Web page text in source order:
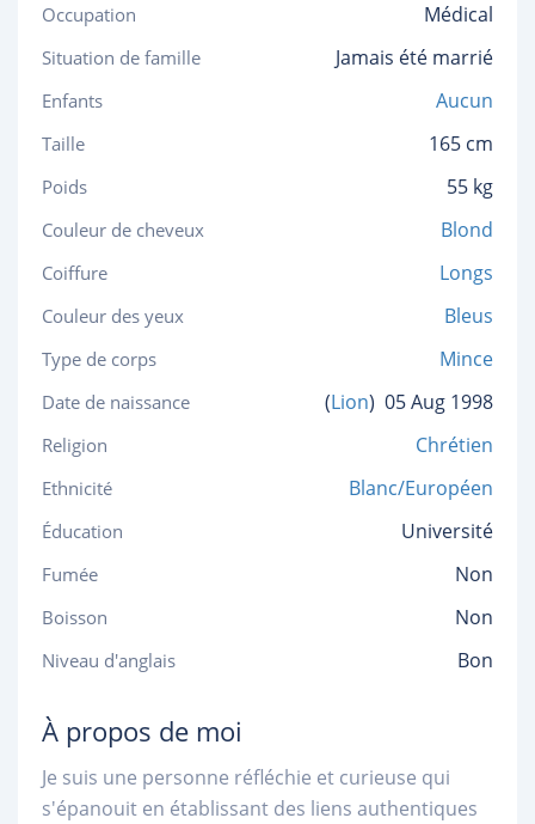
Occupation Médical
Situation de famille Jamais été marrié
Enfants Aucun
Taille 165 cm
Poids 55 kg
Couleur de cheveux Blond
Coiffure Longs
Couleur des yeux Bleus
Type de corps Mince
Date de naissance (Lion) 05 Aug 1998
Religion Chrétien
Ethnicité Blanc/Européen
Éducation Université
Fumée Non
Boisson Non
Niveau d'anglais Bon
À propos de moi
Je suis une personne réfléchie et curieuse qui
s'épanouit en établissant des liens authentiques